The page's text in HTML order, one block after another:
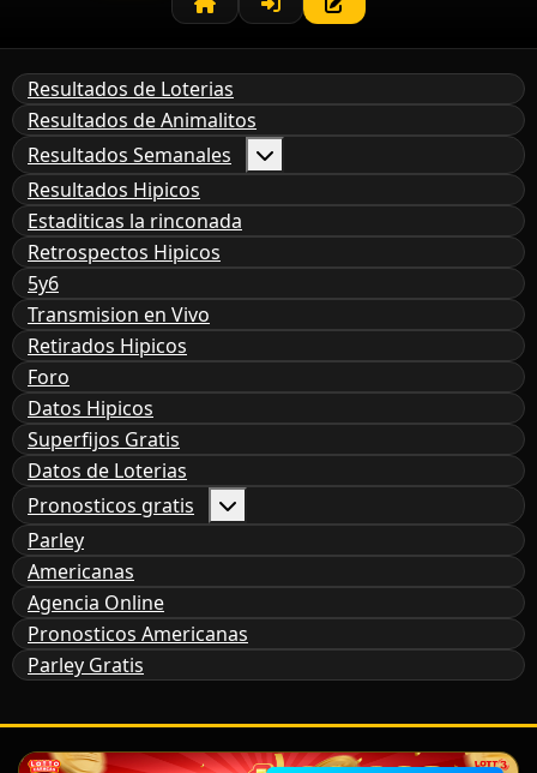
Resultados de Loterias
Resultados de Animalitos
Resultados Semanales
Resultados Hipicos
Estaditicas la rinconada
Retrospectos Hipicos
5y6
Transmision en Vivo
Retirados Hipicos
Foro
Datos Hipicos
Superfijos Gratis
Datos de Loterias
Pronosticos gratis
Parley
Americanas
Agencia Online
Pronosticos Americanas
Parley Gratis